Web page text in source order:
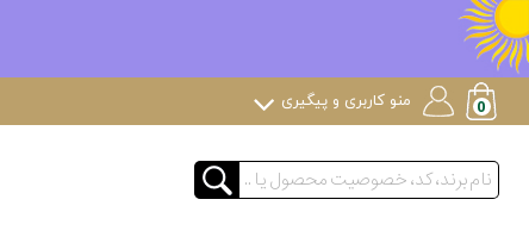
منو کاربری و پیگیری